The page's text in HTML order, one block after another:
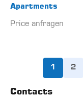
Apartments
Price anfragen
1 2
Contacts